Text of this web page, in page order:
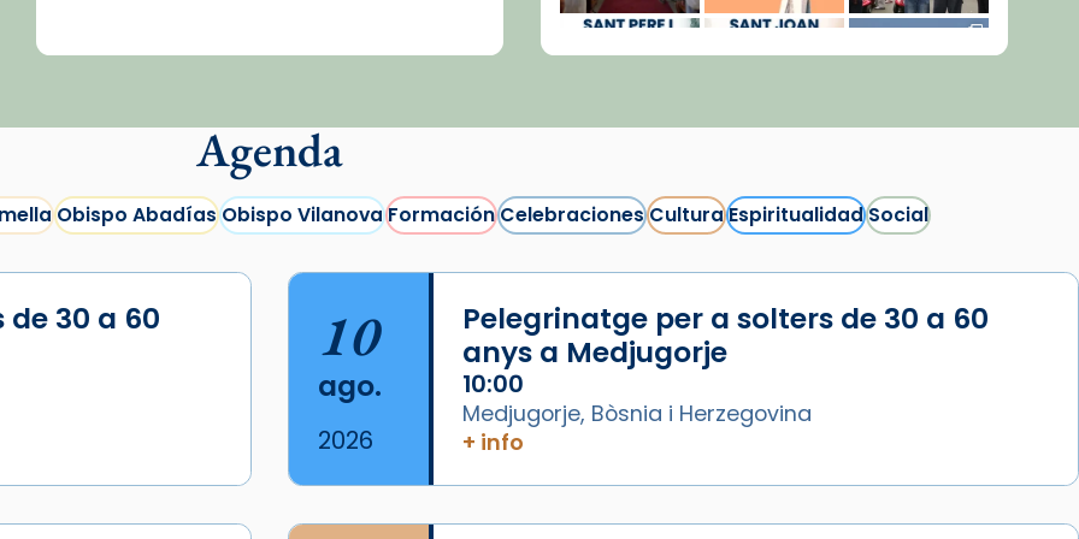
Cargar más...
Agenda
Obispo AbadíasObispo VilanovaFormaciónCelebracionesCulturaEspiritualidadSocial
30 a 60
10
ago.
2026
Pelegrinatge per a solters de 30 a 60
anys a Medjugorje
10:00
Medjugorje, Bòsnia i Herzegovina
+ info